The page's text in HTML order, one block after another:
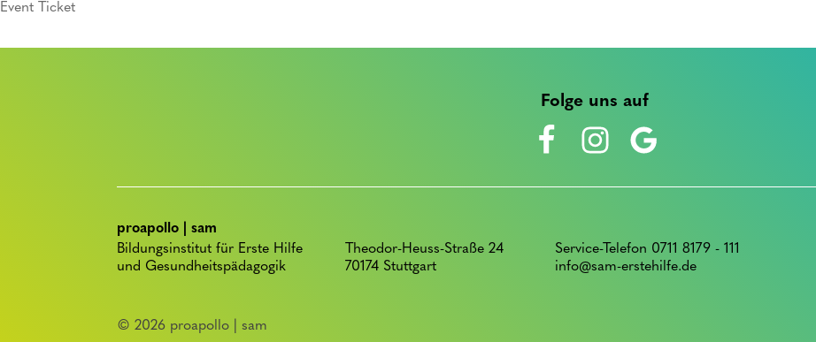
Event Ticket
Folge uns auf
proapollo | sam
Bildungsinstitut für Erste Hilfe
und Gesundheitspädagogik
Theodor-Heuss-Straße 24
70174 Stuttgart
Service-Telefon 0711 8179 - 111
info@sam-erstehilfe.de
© 2026 proapollo | sam